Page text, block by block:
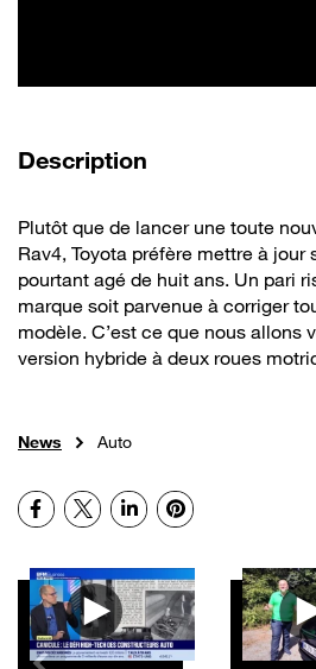
Description
Plutôt que de lancer une toute
Rav4, Toyota préfère mettre à
pourtant agé de huit ans. Un pari
marque soit parvenue à corriger
modèle. C’est ce que nous allons
version hybride à deux roues
News Auto
Facebook
X LinkedInPinterest
Autres vidéos